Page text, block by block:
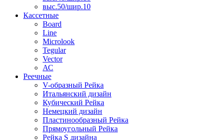
выс.50/шир.10
Кассетные
Board
Line
Microlook
Tegular
Vector
АС
Реечные
V-образный Рейка
Итальянский дизайн
Кубический Рейка
Немецкий дизайн
Пластинообразный Рейка
Прямоугольный Рейка
Рейка S дизайна